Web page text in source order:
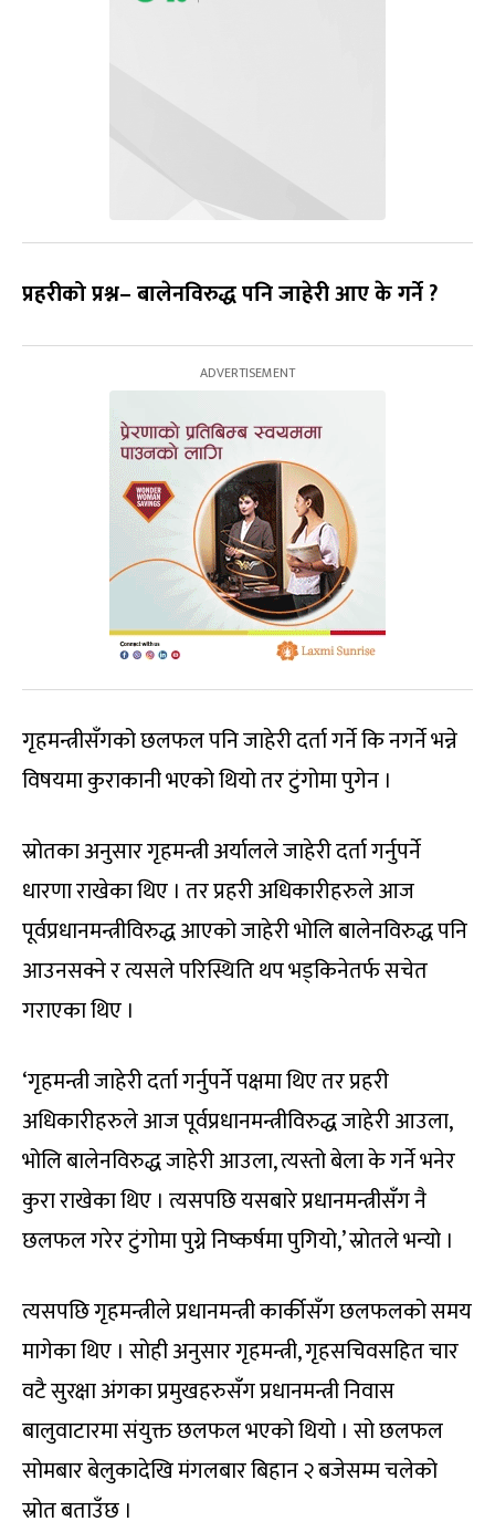
प्रहरीको प्रश्न– बालेनविरुद्ध पनि जाहेरी आए के गर्ने ?
गृहमन्त्रीसँगको छलफल पनि जाहेरी दर्ता गर्ने कि नगर्ने भन्ने
विषयमा कुराकानी भएको थियो तर टुंगोमा पुगेन ।
स्रोतका अनुसार गृहमन्त्री अर्यालले जाहेरी दर्ता गर्नुपर्ने
धारणा राखेका थिए । तर प्रहरी अधिकारीहरुले आज
पूर्वप्रधानमन्त्रीविरुद्ध आएको जाहेरी भोलि बालेनविरुद्ध पनि
आउनसक्ने र त्यसले परिस्थिति थप भड्किनेतर्फ सचेत
गराएका थिए ।
‘गृहमन्त्री जाहेरी दर्ता गर्नुपर्ने पक्षमा थिए तर प्रहरी
अधिकारीहरुले आज पूर्वप्रधानमन्त्रीविरुद्ध जाहेरी आउला,
भोलि बालेनविरुद्ध जाहेरी आउला, त्यस्तो बेला के गर्ने भनेर
कुरा राखेका थिए । त्यसपछि यसबारे प्रधानमन्त्रीसँग नै
छलफल गरेर टुंगोमा पुग्ने निष्कर्षमा पुगियो,’ स्रोतले भन्यो ।
त्यसपछि गृहमन्त्रीले प्रधानमन्त्री कार्कीसँग छलफलको समय
मागेका थिए । सोही अनुसार गृहमन्त्री, गृहसचिवसहित चार
वटै सुरक्षा अंगका प्रमुखहरुसँग प्रधानमन्त्री निवास
बालुवाटारमा संयुक्त छलफल भएको थियो । सो छलफल
सोमबार बेलुकादेखि मंगलबार बिहान २ बजेसम्म चलेको
स्रोत बताउँछ ।